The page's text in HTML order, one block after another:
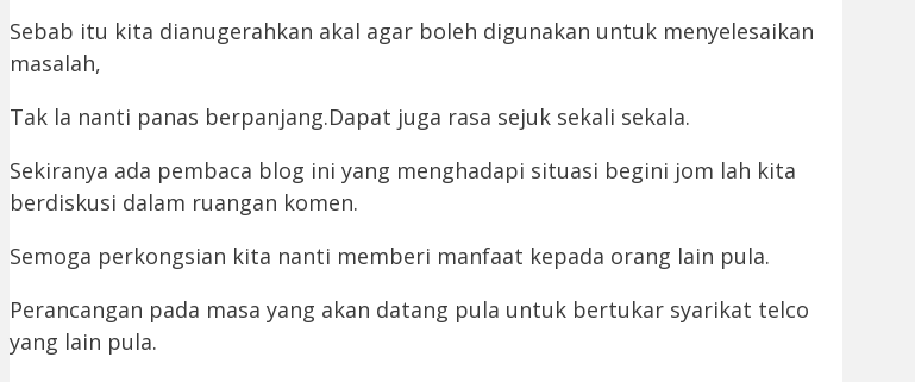
Sebab itu kita dianugerahkan akal agar boleh digunakan untuk menyelesaikan
masalah,
Tak la nanti panas berpanjang.Dapat juga rasa sejuk sekali sekala.
Sekiranya ada pembaca blog ini yang menghadapi situasi begini jom lah kita
berdiskusi dalam ruangan komen.
Semoga perkongsian kita nanti memberi manfaat kepada orang lain pula.
Perancangan pada masa yang akan datang pula untuk bertukar syarikat telco
yang lain pula.